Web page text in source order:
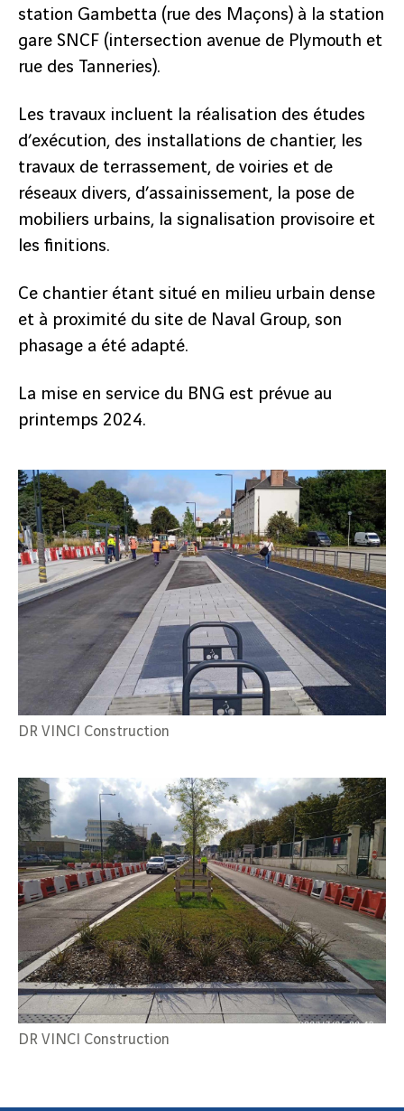
station Gambetta (rue des Maçons) à la station
gare SNCF (intersection avenue de Plymouth et
rue des Tanneries).
Les travaux incluent la réalisation des études
d’exécution, des installations de chantier, les
travaux de terrassement, de voiries et de
réseaux divers, d’assainissement, la pose de
mobiliers urbains, la signalisation provisoire et
les finitions.
Ce chantier étant situé en milieu urbain dense
et à proximité du site de Naval Group, son
phasage a été adapté.
La mise en service du BNG est prévue au
printemps 2024.
DR VINCI Construction
DR VINCI Construction